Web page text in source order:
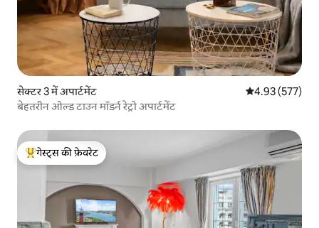
सेक्टर 3 में अपार्टमेंट औसत रेटिंग 5 में से
4.93 (577)
बेहतरीन ओल्ड टाउन मॉडर्न रेट्रो अपार्टमेंट
गेस्ट्स का टॉप फ़ेवरेट
गेस्ट्स की फ़ेवरेट